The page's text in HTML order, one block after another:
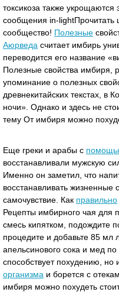
токсикоза также
сообщения in-lightПрочитать
сообщество! Полезные
Аюрведа считает имбирь
переводится его название
Полезные свойства имбиря,
упоминание о полезных
древнекитайских текстах, в
ночи». Однако и здесь не
тему От имбиря можно
Еще греки и арабы с
восстанавливали мужскую
Именно он заметил, что
восстанавливать жизненные
самочувствие. Как правильно
Рецепты имбирного чая для
смесь кипятком, подождите
процедите и добавьте 85 мл
апельсинового сока и мед по
способствует похудению,
организма и борется с
имбиря можно похудеть стоит